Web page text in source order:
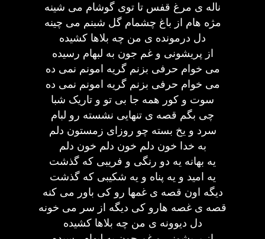
ناله ی مرغ قفس تا توی گوشام می شینه
مژه هام از باغ چشمام گل شبنم می چینه
دل درمونده ی من چه بلاها کشیده
از پریشونی و غم جون به لبهام رسیده
می خوام حرفی بزنم گریه امونم نمی ده
می خوام حرفی بزنم گریه امونم نمی ده
سوت و کور همه جا بی تو و تاریک شبا
چی بگم قصه ی تنهایی نشسته رو لبام
سرد و یخ بسته چو روزای زمستون دلم
به خدا خون دلم خون دلم خون دلم
یه بهانه یه دو رنگی و فریبی که گذشت
یه امید و یه پناه و یه شکیبی که گذشت
دیگه اون قصه ی غمها رو کی باور می کنه
قصه ی غصه هارو کی دیگه از سر می خونه
دل دیوونه ی من چه بلاها کشیده